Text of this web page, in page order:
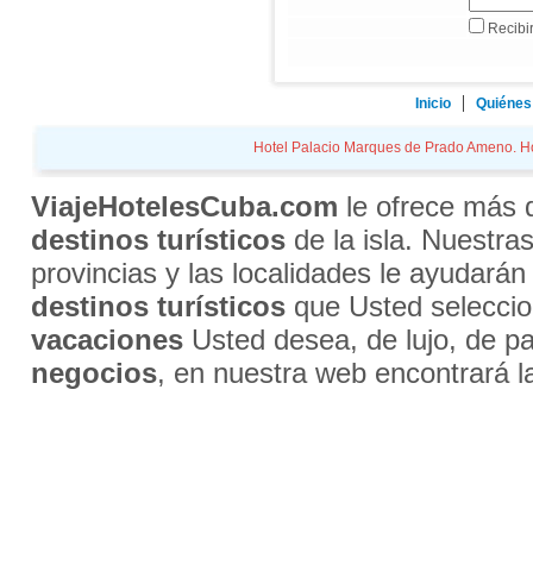
Inicio
Hotel Palacio Marques de Prado Ameno.
ViajeHotelesCuba.com le ofrece más
destinos turísticosde la isla.
provincias y las localidades le
destinos turísticosque Usted
vacacionesUsted desea, de lujo, de
negocios, en nuestra web encontrará